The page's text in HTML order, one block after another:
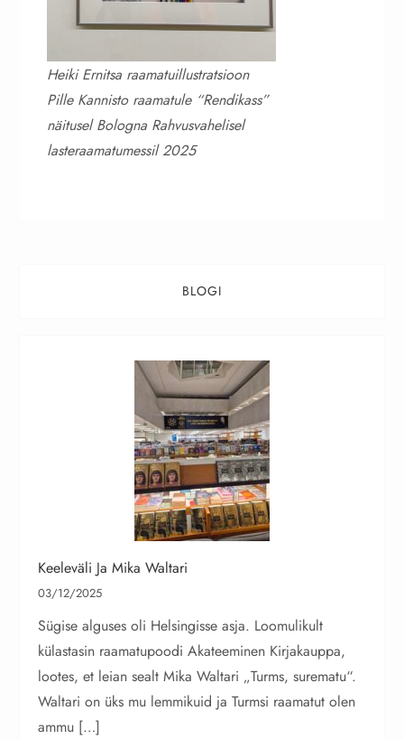
Heiki Ernitsa raamatuillustratsioon
Pille Kannisto raamatule “Rendikass”
näitusel Bologna Rahvusvahelisel
lasteraamatumessil 2025
BLOGI
Keeleväli Ja Mika Waltari
03/12/2025
Sügise alguses oli Helsingisse asja. Loomulikult
külastasin raamatupoodi Akateeminen Kirjakauppa,
lootes, et leian sealt Mika Waltari „Turms, surematu“.
Waltari on üks mu lemmikuid ja Turmsi raamatut olen
ammu […]